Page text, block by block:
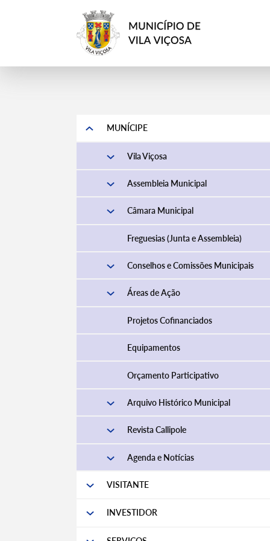
MUNÍCIPE
Vila Viçosa
Assembleia Municipal
Câmara Municipal
Freguesias (Junta e Assembleia)
Conselhos e Comissões Municipais
Áreas de Ação
Projetos Cofinanciados
Equipamentos
Orçamento Participativo
Arquivo Histórico Municipal
Revista Callipole
Agenda e Notícias
VISITANTE
INVESTIDOR